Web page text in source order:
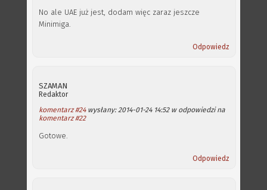
No ale UAE już jest, dodam więc zaraz jeszcze
Minimiga.
Odpowiedz
SZAMAN
Redaktor
komentarz #24wysłany: 2014-01-24 14:52 w odpowiedzi na
komentarz #22
Gotowe.
Odpowiedz